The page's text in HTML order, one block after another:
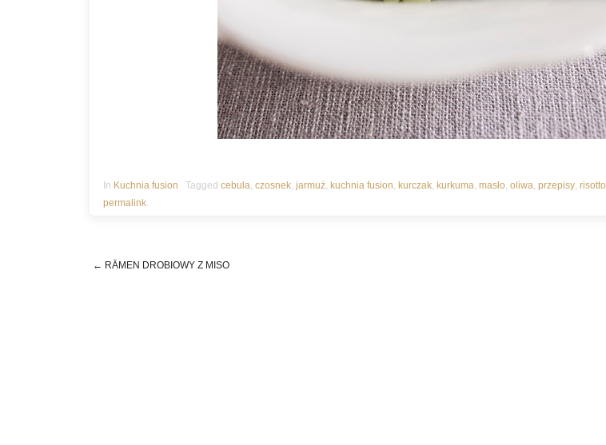
In Kuchnia fusion Tagged cebula, czosnek, jarmuż, kuchnia fusion, kurczak, kurkuma, masło, oliwa, przepisy, risotto
permalink.
← RĀMEN DROBIOWY Z MISO